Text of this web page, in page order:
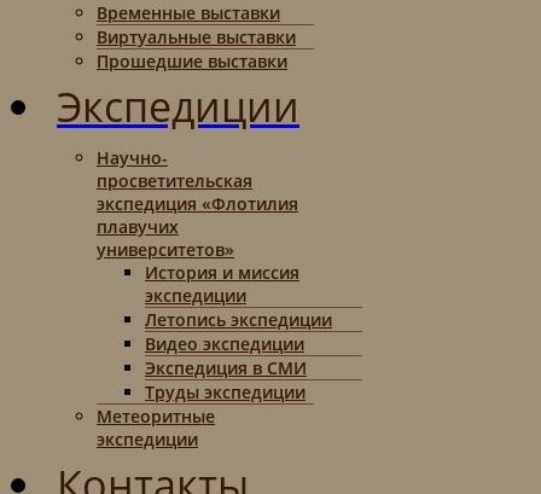
Временные выставки
Виртуальные выставки
Прошедшие выставки
Экспедиции
Научно-
просветительская
экспедиция «Флотилия
плавучих
университетов»
История и миссия
экспедиции
Летопись экспедиции
Видео экспедиции
Экспедиция в СМИ
Труды экспедиции
Метеоритные
экспедиции